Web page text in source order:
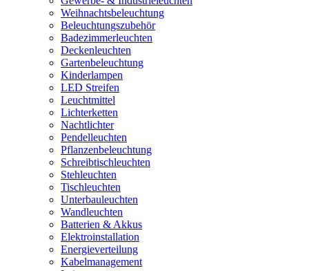
Weihnachtsbeleuchtung
Beleuchtungszubehör
Badezimmerleuchten
Deckenleuchten
Gartenbeleuchtung
Kinderlampen
LED Streifen
Leuchtmittel
Lichterketten
Nachtlichter
Pendelleuchten
Pflanzenbeleuchtung
Schreibtischleuchten
Stehleuchten
Tischleuchten
Unterbauleuchten
Wandleuchten
Batterien & Akkus
Elektroinstallation
Energieverteilung
Kabelmanagement